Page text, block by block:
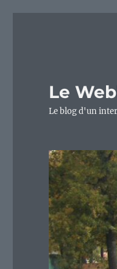
Le
Le blog d'un